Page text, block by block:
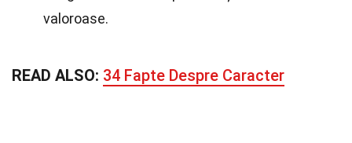
valoroase.
READ ALSO: 34 Fapte Despre Caracter